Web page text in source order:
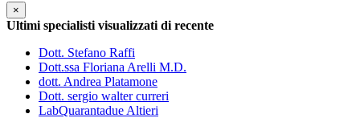
×
Ultimi specialisti visualizzati di recente
Dott. Stefano Raffi
Dott.ssa Floriana Arelli M.D.
dott. Andrea Platamone
Dott. sergio walter curreri
LabQuarantadue Altieri